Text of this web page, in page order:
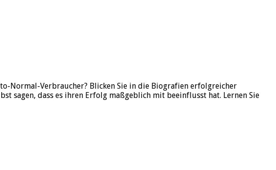
Normal-Verbraucher? Blicken Sie in die Biografien erfolgreicher
sagen, dass es ihren Erfolg maßgeblich mit beeinflusst hat. Lernen Sie